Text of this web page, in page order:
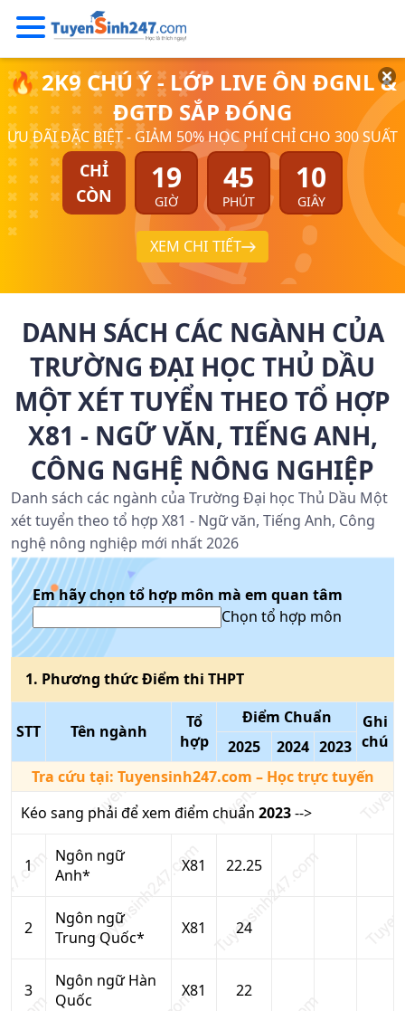
🔥 2K9 CHÚ Ý - LỚP LIVE ÔN ĐGNL &
ĐGTD SẮP ĐÓNG
ƯU ĐÃI ĐẶC BIỆT - GIẢM 50% HỌC PHÍ CHỈ CHO 300 SUẤT
CHỈ
CÒN
19
GIỜ
45
PHÚT
10
GIÂY
XEM CHI TIẾT
DANH SÁCH CÁC NGÀNH CỦA
TRƯỜNG ĐẠI HỌC THỦ DẦU
MỘT XÉT TUYỂN THEO TỔ HỢP
X81 - NGỮ VĂN, TIẾNG ANH,
CÔNG NGHỆ NÔNG NGHIỆP
Danh sách các ngành của Trường Đại học Thủ Dầu Một
xét tuyển theo tổ hợp X81 - Ngữ văn, Tiếng Anh, Công
nghệ nông nghiệp mới nhất 2026
Em hãy chọn tổ hợp môn mà em quan tâm
Chọn tổ hợp môn
1. Phương thứcĐiểm thi THPT
STT Tên ngành
Tổ
hợp
Điểm Chuẩn
Ghi
chú
2025 2024 2023
Tra cứu tại: Tuyensinh247.com – Học trực tuyến
Kéo sang phải để xem điểm chuẩn 2023-->
1
Ngôn ngữ
Anh*
X81 22.25
2
Ngôn ngữ
Trung Quốc*
X81 24
3
Ngôn ngữ Hàn
Quốc
X81 22